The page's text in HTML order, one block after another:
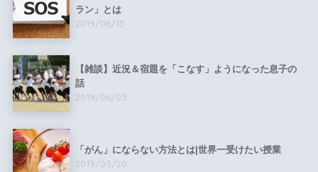
ラン」とは
2019/06/13
【雑談】近況＆宿題を「こなす」ようになった息子の
話
2019/06/05
「がん」にならない方法とは|世界一受けたい授業
2019/05/20